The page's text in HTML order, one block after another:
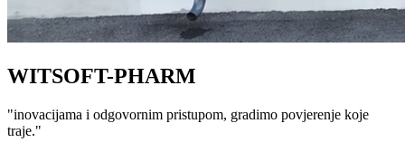
WITSOFT-PHARM
"inovacijama i odgovornim pristupom, gradimo povjerenje koje
traje."